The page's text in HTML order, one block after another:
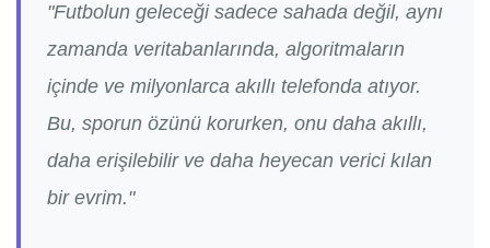
"Futbolun geleceği sadece sahada değil, aynı
zamanda veritabanlarında, algoritmaların
içinde ve milyonlarca akıllı telefonda atıyor.
Bu, sporun özünü korurken, onu daha akıllı,
daha erişilebilir ve daha heyecan verici kılan
bir evrim."